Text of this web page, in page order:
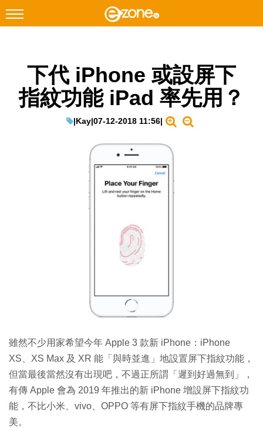
Facebook Instagram
科技焦點
Enterprise Digital Transformation
下代 iPhone 或設屏下
指紋功能 iPad 率先用？
|Kay|07-12-2018 11:56|
雖然不少用家希望今年 Apple 3 款新 iPhone：iPhone
XS、XS Max 及 XR 能「與時並進」地設置屏下指紋功能，
但當最後當然沒有出現吧，不過正所謂「遲到好過無到」，
有傳 Apple 會為 2019 年推出的新 iPhone 增設屏下指紋功
能，不比小米、vivo、OPPO 等有屏下指紋手機的品牌專
美。